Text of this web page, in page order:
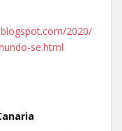
2020/
se.html